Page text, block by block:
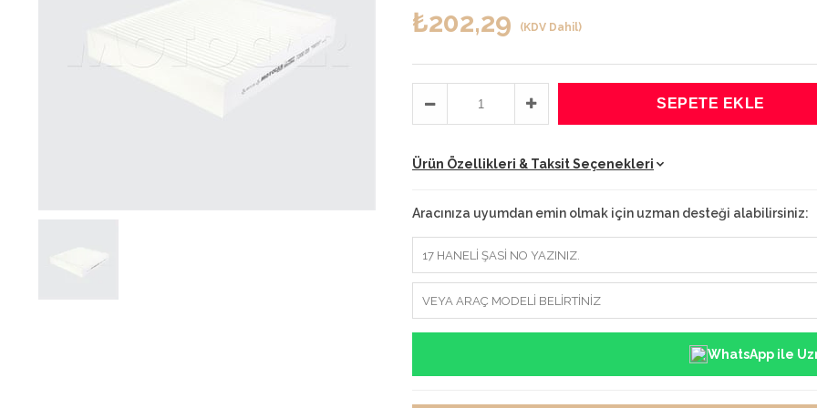
₺202,29 (KDV Dahil)
Ürün Özellikleri & Taksit Seçenekleri
Aracınıza uyumdan emin olmak için uzman desteği alabilirsiniz:
WhatsApp ile